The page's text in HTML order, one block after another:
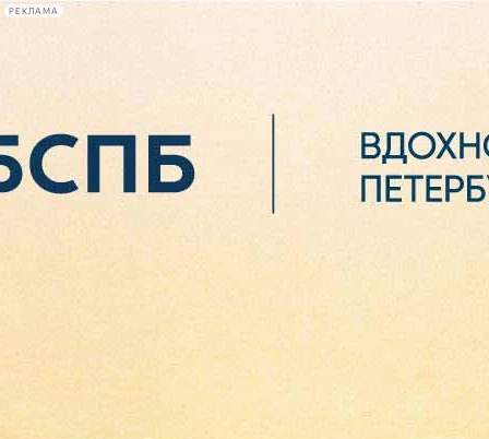
РЕКЛАМА
Сегодня:
2026.08.06